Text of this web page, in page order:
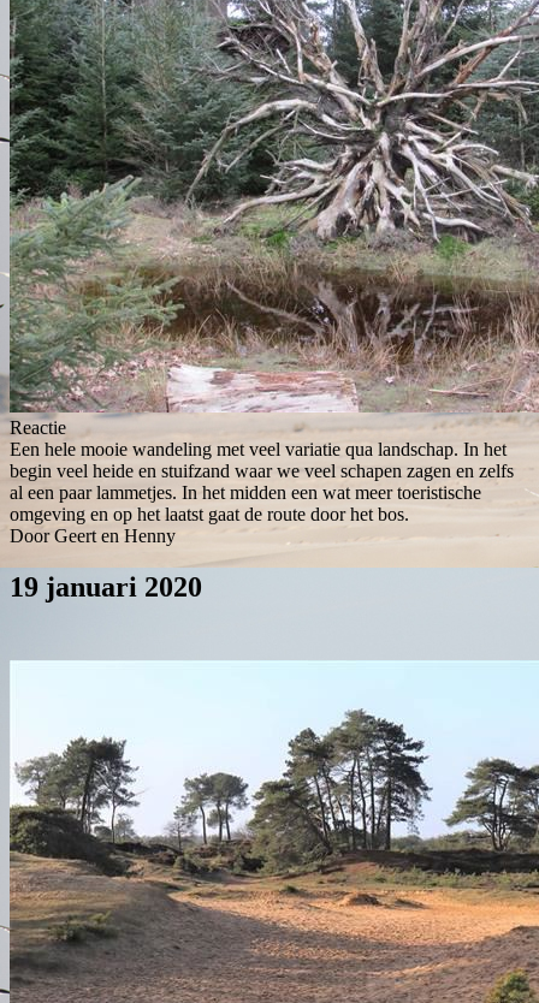
Reactie
Een hele mooie wandeling met veel variatie qua landschap. In het
begin veel heide en stuifzand waar we veel schapen zagen en zelfs
al een paar lammetjes. In het midden een wat meer toeristische
omgeving en op het laatst gaat de route door het bos.
Door Geert en Henny
19 januari 2020